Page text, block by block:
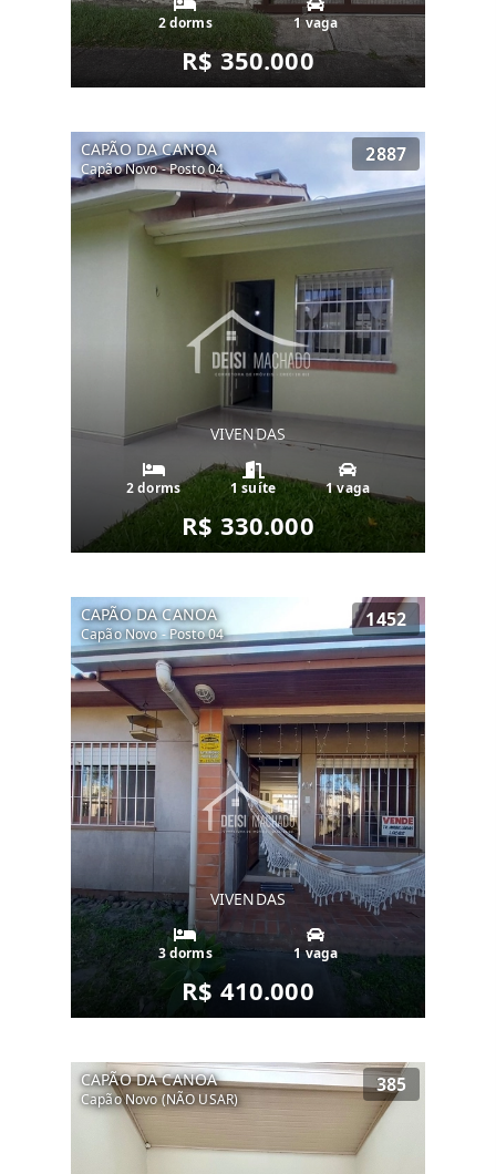
2 dorms 1 vaga
R$ 350.000
CAPÃO DA CANOA
Capão Novo - Posto 04
2887
VIVENDAS
2 dorms 1 suíte 1 vaga
R$ 330.000
CAPÃO DA CANOA
Capão Novo - Posto 04
1452
VIVENDAS
3 dorms 1 vaga
R$ 410.000
CAPÃO DA CANOA
Capão Novo (NÃO USAR)
385